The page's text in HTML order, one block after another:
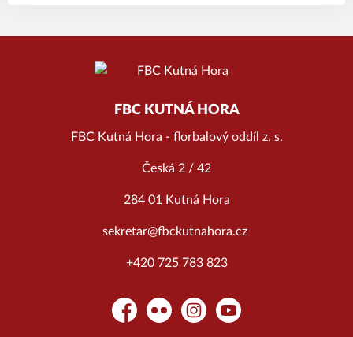
FBC KUTNÁ HORA
FBC Kutná Hora - florbalový oddíl z. s.
Česká 2 / 42
284 01 Kutná Hora
sekretar@fbckutnahora.cz
+420 725 783 823
FacebookFlickr InstagramYouTube